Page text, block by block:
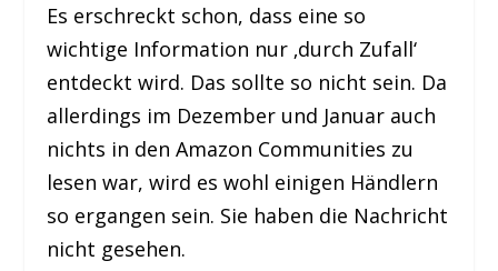
Es erschreckt schon, dass eine so
wichtige Information nur ‚durch Zufall‘
entdeckt wird. Das sollte so nicht sein. Da
allerdings im Dezember und Januar auch
nichts in den Amazon Communities zu
lesen war, wird es wohl einigen Händlern
so ergangen sein. Sie haben die Nachricht
nicht gesehen.